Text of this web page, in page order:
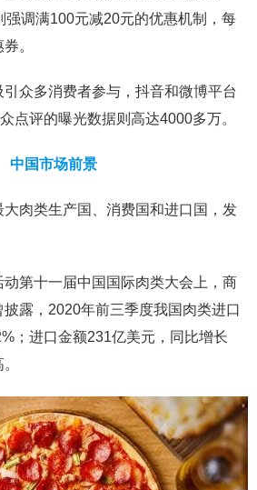
强调满100元减20元的优惠机制，每
。
众多消费者参与，抖音和微博平台
点评的曝光数据则高达4000多万。
中国市场前景
大肉类生产国、消费国和进口国，发
第十一届中国国际肉类大会上，商
露，2020年前三季度我国肉类进口
；进口金额231亿美元，同比增长